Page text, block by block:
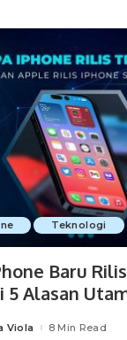
Teknologi
Baru
5 Alasan
Viola 8 Min Read